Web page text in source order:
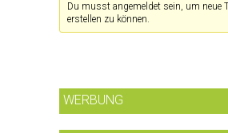
Du musst angemeldet sein, um neue
erstellen zu können.
WERBUNG